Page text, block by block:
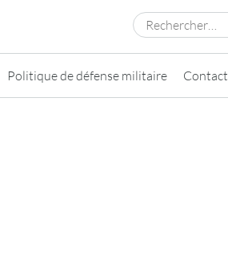
Rechercher :
Politique de défense militaire Contact